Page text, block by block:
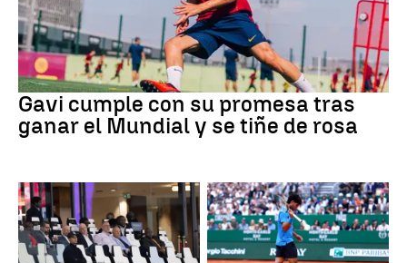
Fútbol
Gavi cumple con su promesa tras
ganar el Mundial y se tiñe de rosa